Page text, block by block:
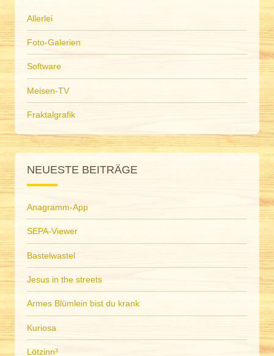
Allerlei
Foto-Galerien
Software
Meisen-TV
Fraktalgrafik
NEUESTE BEITRÄGE
Anagramm-App
SEPA-Viewer
Bastelwastel
Jesus in the streets
Armes Blümlein bist du krank
Kuriosa
Lötzinn³